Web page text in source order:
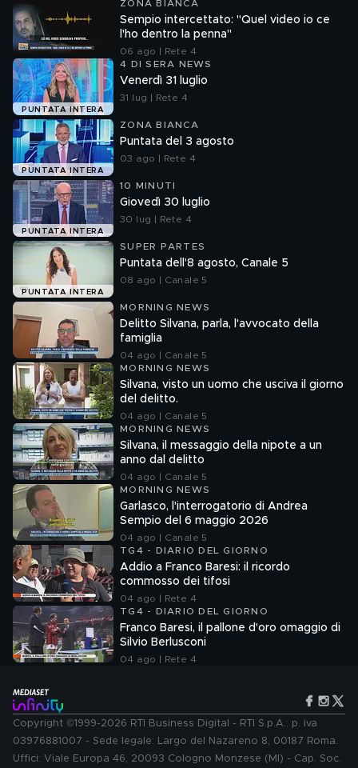
ZONA BIANCA
Sempio intercettato: "Quel video io ce
l'ho dentro la penna"
06 ago | Rete 4
PUNTATA INTERA
4 DI SERA NEWS
Venerdì 31 luglio
31 lug | Rete 4
PUNTATA INTERA
ZONA BIANCA
Puntata del 3 agosto
03 ago | Rete 4
PUNTATA INTERA
10 MINUTI
Giovedì 30 luglio
30 lug | Rete 4
PUNTATA INTERA
SUPER PARTES
Puntata dell'8 agosto, Canale 5
08 ago | Canale 5
MORNING NEWS
Delitto Silvana, parla, l'avvocato della
famiglia
04 ago | Canale 5
MORNING NEWS
Silvana, visto un uomo che usciva il giorno
del delitto.
04 ago | Canale 5
MORNING NEWS
Silvana, il messaggio della nipote a un
anno dal delitto
04 ago | Canale 5
MORNING NEWS
Garlasco, l'interrogatorio di Andrea
Sempio del 6 maggio 2026
04 ago | Canale 5
TG4 - DIARIO DEL GIORNO
Addio a Franco Baresi: il ricordo
commosso dei tifosi
04 ago | Rete 4
TG4 - DIARIO DEL GIORNO
Franco Baresi, il pallone d'oro omaggio di
Silvio Berlusconi
04 ago | Rete 4
Copyright ©1999-2026 RTI Business Digital - RTI S.p.A.: p. iva
03976881007 - Sede legale: Largo del Nazareno 8, 00187 Roma.
Uffici: Viale Europa 46, 20093 Cologno Monzese (MI) - Cap. Soc.